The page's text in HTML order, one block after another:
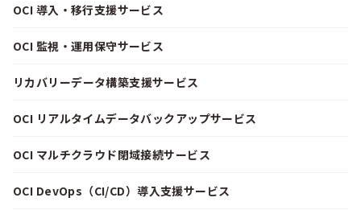
OCI 導入・移行支援サービス
OCI 監視・運用保守サービス
リカバリーデータ構築支援サービス
OCI リアルタイムデータバックアップサービス
OCI マルチクラウド閉域接続サービス
OCI DevOps（CI/CD）導入支援サービス